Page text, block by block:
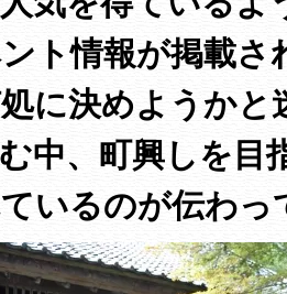
ト情報が掲載さ
に決めようかと
中、町興しを目
いるのが伝わっ